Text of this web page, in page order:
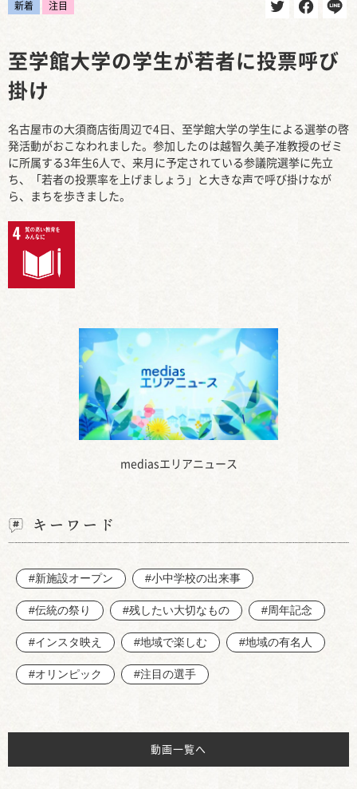
新着 注目
mediasエリアニュース
至学館大学の学生が若者に投票呼び
掛け
名古屋市の大須商店街周辺で4日、至学館大学の学生による選挙の啓
発活動がおこなわれました。参加したのは越智久美子准教授のゼミ
に所属する3年生6人で、来月に予定されている参議院選挙に先立
ち、「若者の投票率を上げましょう」と大きな声で呼び掛けなが
ら、まちを歩きました。
キーワード
#新施設オープン #小中学校の出来事
#伝統の祭り #残したい大切なもの #周年記念
#インスタ映え #地域で楽しむ #地域の有名人
#オリンピック #注目の選手
動画一覧へ